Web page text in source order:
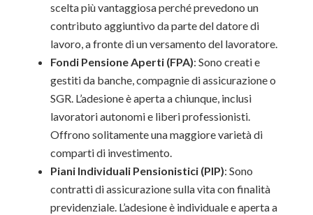
scelta più vantaggiosa perché prevedono un
contributo aggiuntivo da parte del datore di
lavoro, a fronte di un versamento del lavoratore.
Fondi Pensione Aperti (FPA): Sono creati e
gestiti da banche, compagnie di assicurazione o
SGR. L’adesione è aperta a chiunque, inclusi
lavoratori autonomi e liberi professionisti.
Offrono solitamente una maggiore varietà di
comparti di investimento.
Piani Individuali Pensionistici (PIP): Sono
contratti di assicurazione sulla vita con finalità
previdenziale. L’adesione è individuale e aperta a